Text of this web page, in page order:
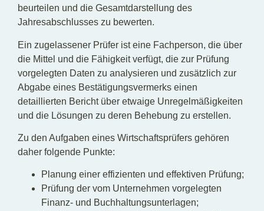
beurteilen und die Gesamtdarstellung des
Jahresabschlusses zu bewerten.
Ein zugelassener Prüfer ist eine Fachperson, die über
die Mittel und die Fähigkeit verfügt, die zur Prüfung
vorgelegten Daten zu analysieren und zusätzlich zur
Abgabe eines Bestätigungsvermerks einen
detaillierten Bericht über etwaige Unregelmäßigkeiten
und die Lösungen zu deren Behebung zu erstellen.
Zu den Aufgaben eines Wirtschaftsprüfers gehören
daher folgende Punkte:
Planung einer effizienten und effektiven Prüfung;
Prüfung der vom Unternehmen vorgelegten
Finanz- und Buchhaltungsunterlagen;